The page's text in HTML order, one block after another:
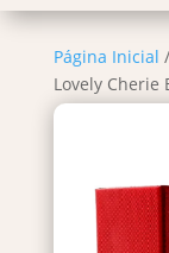
Página Inicial /
Lovely Cherie